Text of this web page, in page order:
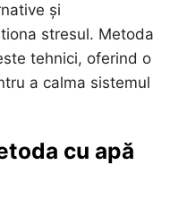
și
stresul. Metoda
tehnici, oferind o
a calma sistemul
cu apă